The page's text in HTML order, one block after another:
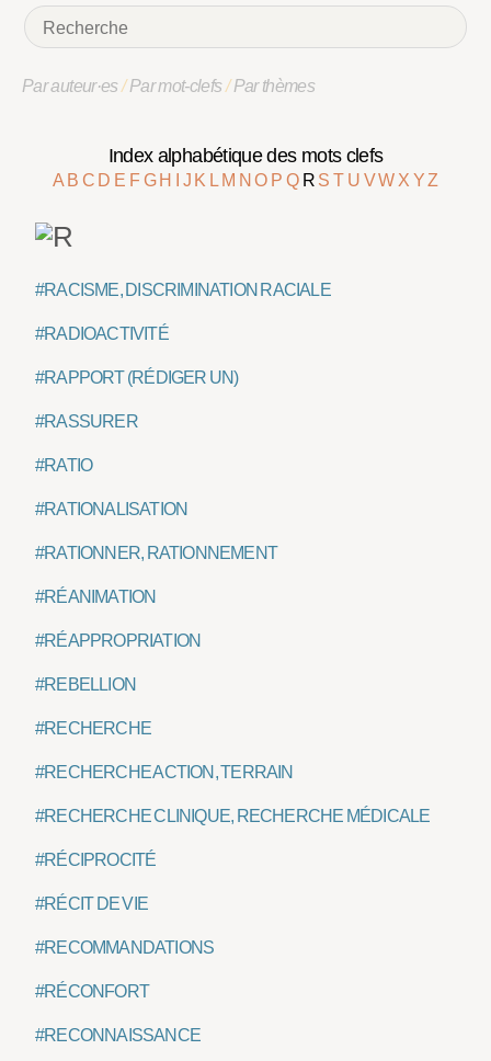
Par auteur·es/Par mot-clefs/Par thèmes
Index alphabétique des mots clefs
A B C D E F G H J K L M NO P Q R ST U VW X YZ
#RACISME, DISCRIMINATION RACIALE
#RADIOACTIVITÉ
#RAPPORT (RÉDIGER UN)
#RASSURER
#RATIO
#RATIONALISATION
#RATIONNER, RATIONNEMENT
#RÉANIMATION
#RÉAPPROPRIATION
#REBELLION
#RECHERCHE
#RECHERCHE ACTION, TERRAIN
#RECHERCHE CLINIQUE, RECHERCHE MÉDICALE
#RÉCIPROCITÉ
#RÉCIT DE VIE
#RECOMMANDATIONS
#RÉCONFORT
#RECONNAISSANCE